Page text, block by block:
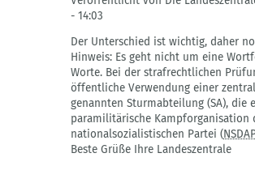
- 14:03
auf
"Alles
für
D****land"
verboten.
von
Ralf
neldner
Der Unterschied ist wichtig, daher
Hinweis: Es geht nicht um eine
Worte. Bei der strafrechtlichen
öffentliche Verwendung einer
genannten Sturmabteilung (SA), die
paramilitärische Kampforganisation
nationalsozialistischen Partei (
Beste Grüße Ihre Landeszentrale